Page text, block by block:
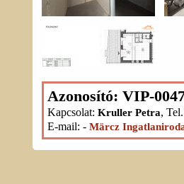
Azonosító: VIP-
Kapcsolat: Kruller Petra,
E-mail: - Märcz